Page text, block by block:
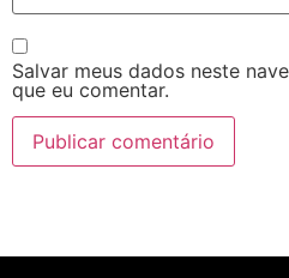
Salvar meus dados neste
que eu comentar.